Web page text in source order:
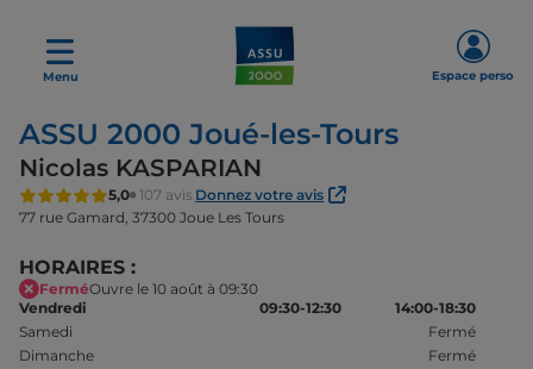
Menu Espace perso
ASSU 2000 Joué-les-Tours
Nicolas KASPARIAN
5,0 107 avis Donnez votre avis
77 rue Gamard, 37300 Joue Les Tours
HORAIRES :
FerméOuvre le 10 août à 09:30
Vendredi
09:30-12:30
14:00-18:30
Samedi
Fermé
Dimanche
Fermé